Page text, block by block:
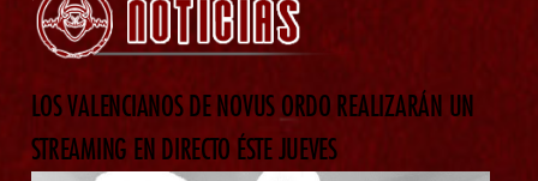
LOS VALENCIANOS DE NOVUS ORDO REALIZARÁN UN
STREAMING EN DIRECTO ÉSTE JUEVES